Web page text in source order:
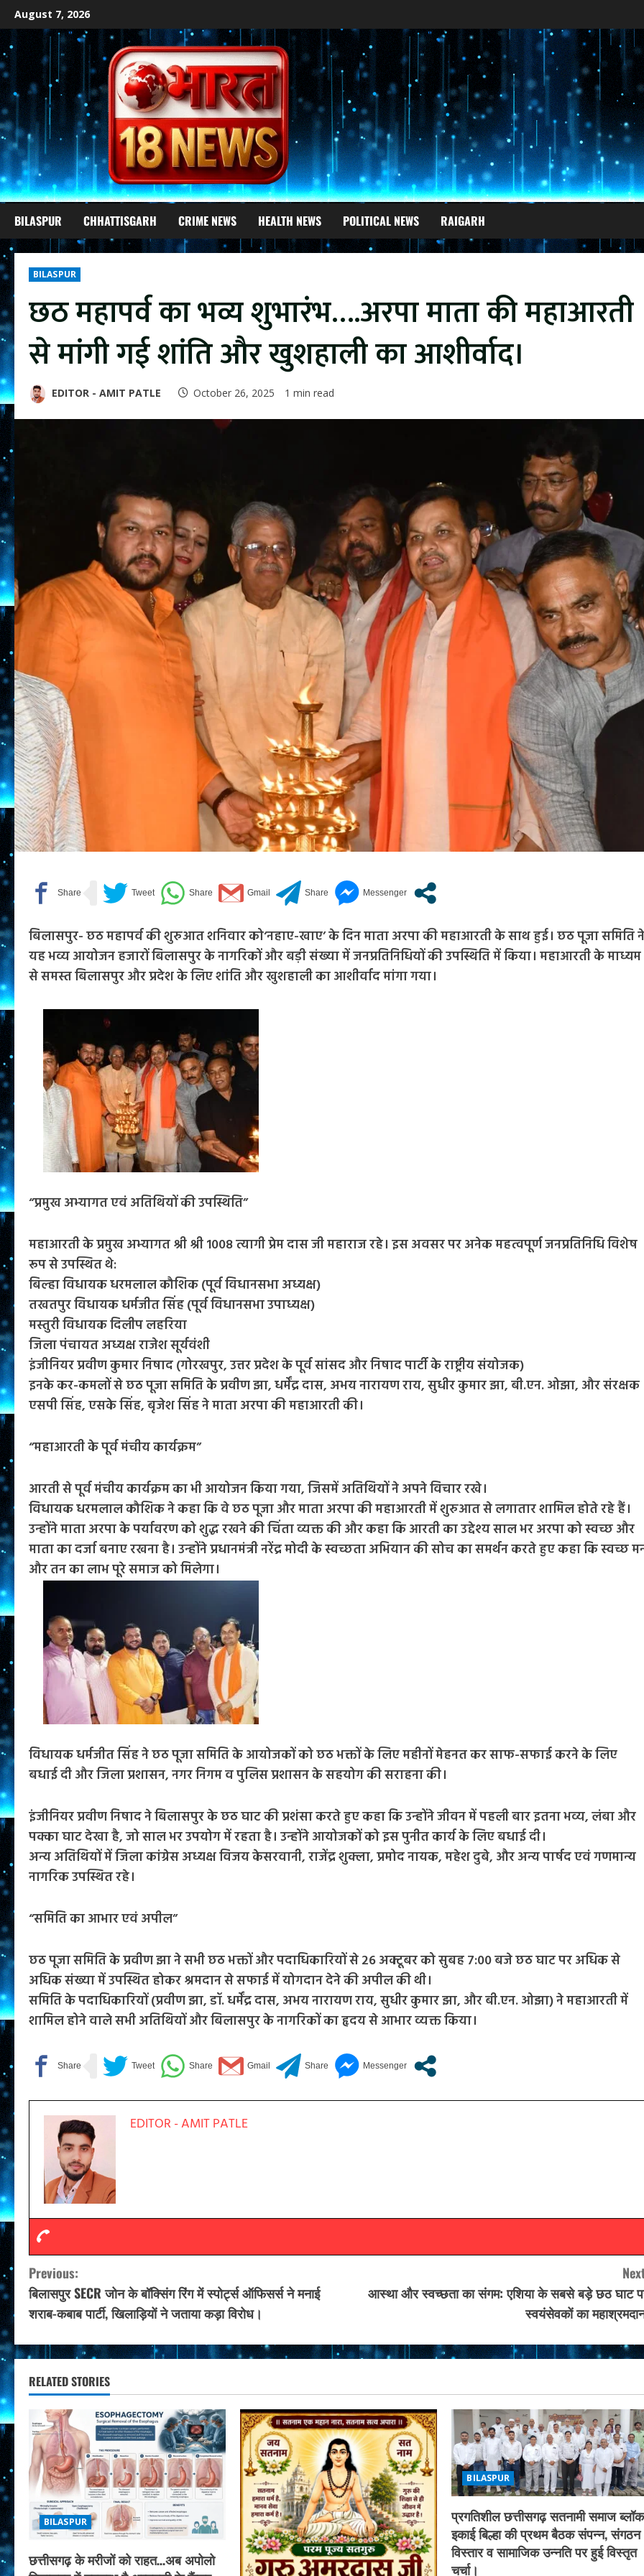
Skip
to
content
August 7, 2026
BILASPUR CHHATTISGARH CRIME NEWS HEALTH NEWS POLITICAL NEWS RAIGARH
BILASPUR
छठ महापर्व का भव्य शुभारंभ….अरपा माता की महाआरती
से मांगी गई शांति और खुशहाली का आशीर्वाद।
EDITOR - AMIT PATLE October 26, 2025 1 min read
बिलासपुर- छठ महापर्व की शुरुआत शनिवार को‘नहाए-खाए’ के दिन माता अरपा की महाआरती के साथ हुई। छठ पूजा समिति ने
यह भव्य आयोजन हजारों बिलासपुर के नागरिकों और बड़ी संख्या में जनप्रतिनिधियों की उपस्थिति में किया। महाआरती के माध्यम
से समस्त बिलासपुर और प्रदेश के लिए शांति और खुशहाली का आशीर्वाद मांगा गया।
“प्रमुख अभ्यागत एवं अतिथियों की उपस्थिति”
महाआरती के प्रमुख अभ्यागत श्री श्री 1008 त्यागी प्रेम दास जी महाराज रहे। इस अवसर पर अनेक महत्वपूर्ण जनप्रतिनिधि विशेष
रूप से उपस्थित थे:
बिल्हा विधायक धरमलाल कौशिक (पूर्व विधानसभा अध्यक्ष)
तखतपुर विधायक धर्मजीत सिंह (पूर्व विधानसभा उपाध्यक्ष)
मस्तुरी विधायक दिलीप लहरिया
जिला पंचायत अध्यक्ष राजेश सूर्यवंशी
इंजीनियर प्रवीण कुमार निषाद (गोरखपुर, उत्तर प्रदेश के पूर्व सांसद और निषाद पार्टी के राष्ट्रीय संयोजक)
इनके कर-कमलों से छठ पूजा समिति के प्रवीण झा, धर्मेंद्र दास, अभय नारायण राय, सुधीर कुमार झा, बी.एन. ओझा, और संरक्षक
एसपी सिंह, एसके सिंह, बृजेश सिंह ने माता अरपा की महाआरती की।
“महाआरती के पूर्व मंचीय कार्यक्रम”
आरती से पूर्व मंचीय कार्यक्रम का भी आयोजन किया गया, जिसमें अतिथियों ने अपने विचार रखे।
विधायक धरमलाल कौशिक ने कहा कि वे छठ पूजा और माता अरपा की महाआरती में शुरुआत से लगातार शामिल होते रहे हैं।
उन्होंने माता अरपा के पर्यावरण को शुद्ध रखने की चिंता व्यक्त की और कहा कि आरती का उद्देश्य साल भर अरपा को स्वच्छ और
माता का दर्जा बनाए रखना है। उन्होंने प्रधानमंत्री नरेंद्र मोदी के स्वच्छता अभियान की सोच का समर्थन करते हुए कहा कि स्वच्छ
और तन का लाभ पूरे समाज को मिलेगा।
विधायक धर्मजीत सिंह ने छठ पूजा समिति के आयोजकों को छठ भक्तों के लिए महीनों मेहनत कर साफ-सफाई करने के लिए
बधाई दी और जिला प्रशासन, नगर निगम व पुलिस प्रशासन के सहयोग की सराहना की।
इंजीनियर प्रवीण निषाद ने बिलासपुर के छठ घाट की प्रशंसा करते हुए कहा कि उन्होंने जीवन में पहली बार इतना भव्य, लंबा और
पक्का घाट देखा है, जो साल भर उपयोग में रहता है। उन्होंने आयोजकों को इस पुनीत कार्य के लिए बधाई दी।
अन्य अतिथियों में जिला कांग्रेस अध्यक्ष विजय केसरवानी, राजेंद्र शुक्ला, प्रमोद नायक, महेश दुबे, और अन्य पार्षद एवं गणमान्य
नागरिक उपस्थित रहे।
“समिति का आभार एवं अपील”
छठ पूजा समिति के प्रवीण झा ने सभी छठ भक्तों और पदाधिकारियों से 26 अक्टूबर को सुबह 7:00 बजे छठ घाट पर अधिक से
अधिक संख्या में उपस्थित होकर श्रमदान से सफाई में योगदान देने की अपील की थी।
समिति के पदाधिकारियों (प्रवीण झा, डॉ. धर्मेंद्र दास, अभय नारायण राय, सुधीर कुमार झा, और बी.एन. ओझा) ने महाआरती में
शामिल होने वाले सभी अतिथियों और बिलासपुर के नागरिकों का हृदय से आभार व्यक्त किया।
EDITOR - AMIT PATLE
C
o
n
t
i
n
u
e
R
e
Previous:
बिलासपुर SECR जोन के बॉक्सिंग रिंग में स्पोर्ट्स ऑफिसर्स ने मनाई
शराब-कबाब पार्टी, खिलाड़ियों ने जताया कड़ा विरोध।
आस्था और स्वच्छता का संगम: एशिया के सबसे बड़े छठ घाट
स्वयंसेवकों का
RELATED STORIES
BILASPUR
छत्तीसगढ़ के मरीजों को राहत…अब अपोलो
BILASPUR
प्रगतिशील छत्तीसगढ़ सतनामी समाज ब्लॉक
इकाई बिल्हा की प्रथम बैठक संपन्न, संगठन
विस्तार व सामाजिक उन्नति पर हुई विस्तृत
चर्चा।